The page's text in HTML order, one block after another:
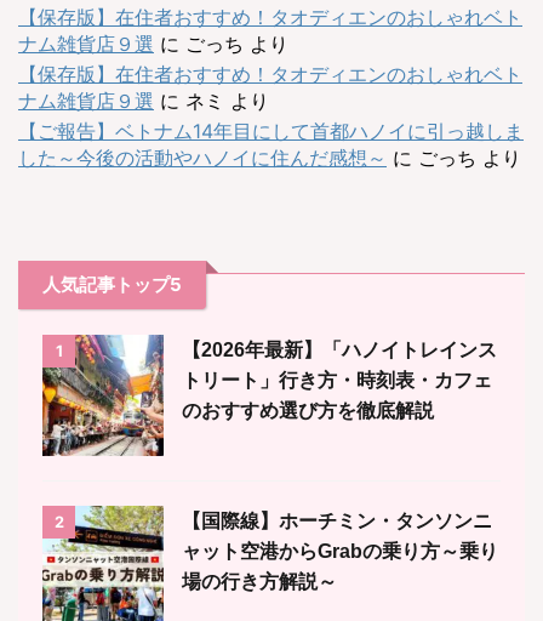
【保存版】在住者おすすめ！タオディエンのおしゃれベト
ナム雑貨店９選 に ごっち より
【保存版】在住者おすすめ！タオディエンのおしゃれベト
ナム雑貨店９選 に ネミ より
【ご報告】ベトナム14年目にして首都ハノイに引っ越しま
した～今後の活動やハノイに住んだ感想～ に ごっち より
人気記事トップ5
1
【2026年最新】「ハノイトレインス
トリート」行き方・時刻表・カフェ
のおすすめ選び方を徹底解説
2
【国際線】ホーチミン・タンソンニ
ャット空港からGrabの乗り方～乗り
場の行き方解説～